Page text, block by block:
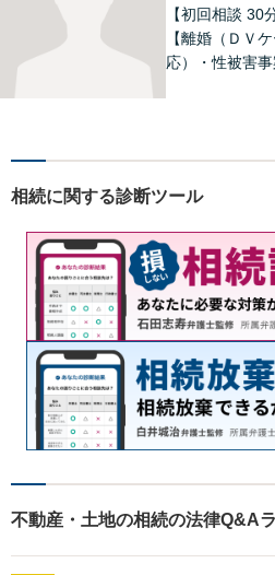
【初回相談 30
【離婚（ＤＶ
応）・性被害事
相続に関する診断ツール
不動産・土地の相続の法律Q&A